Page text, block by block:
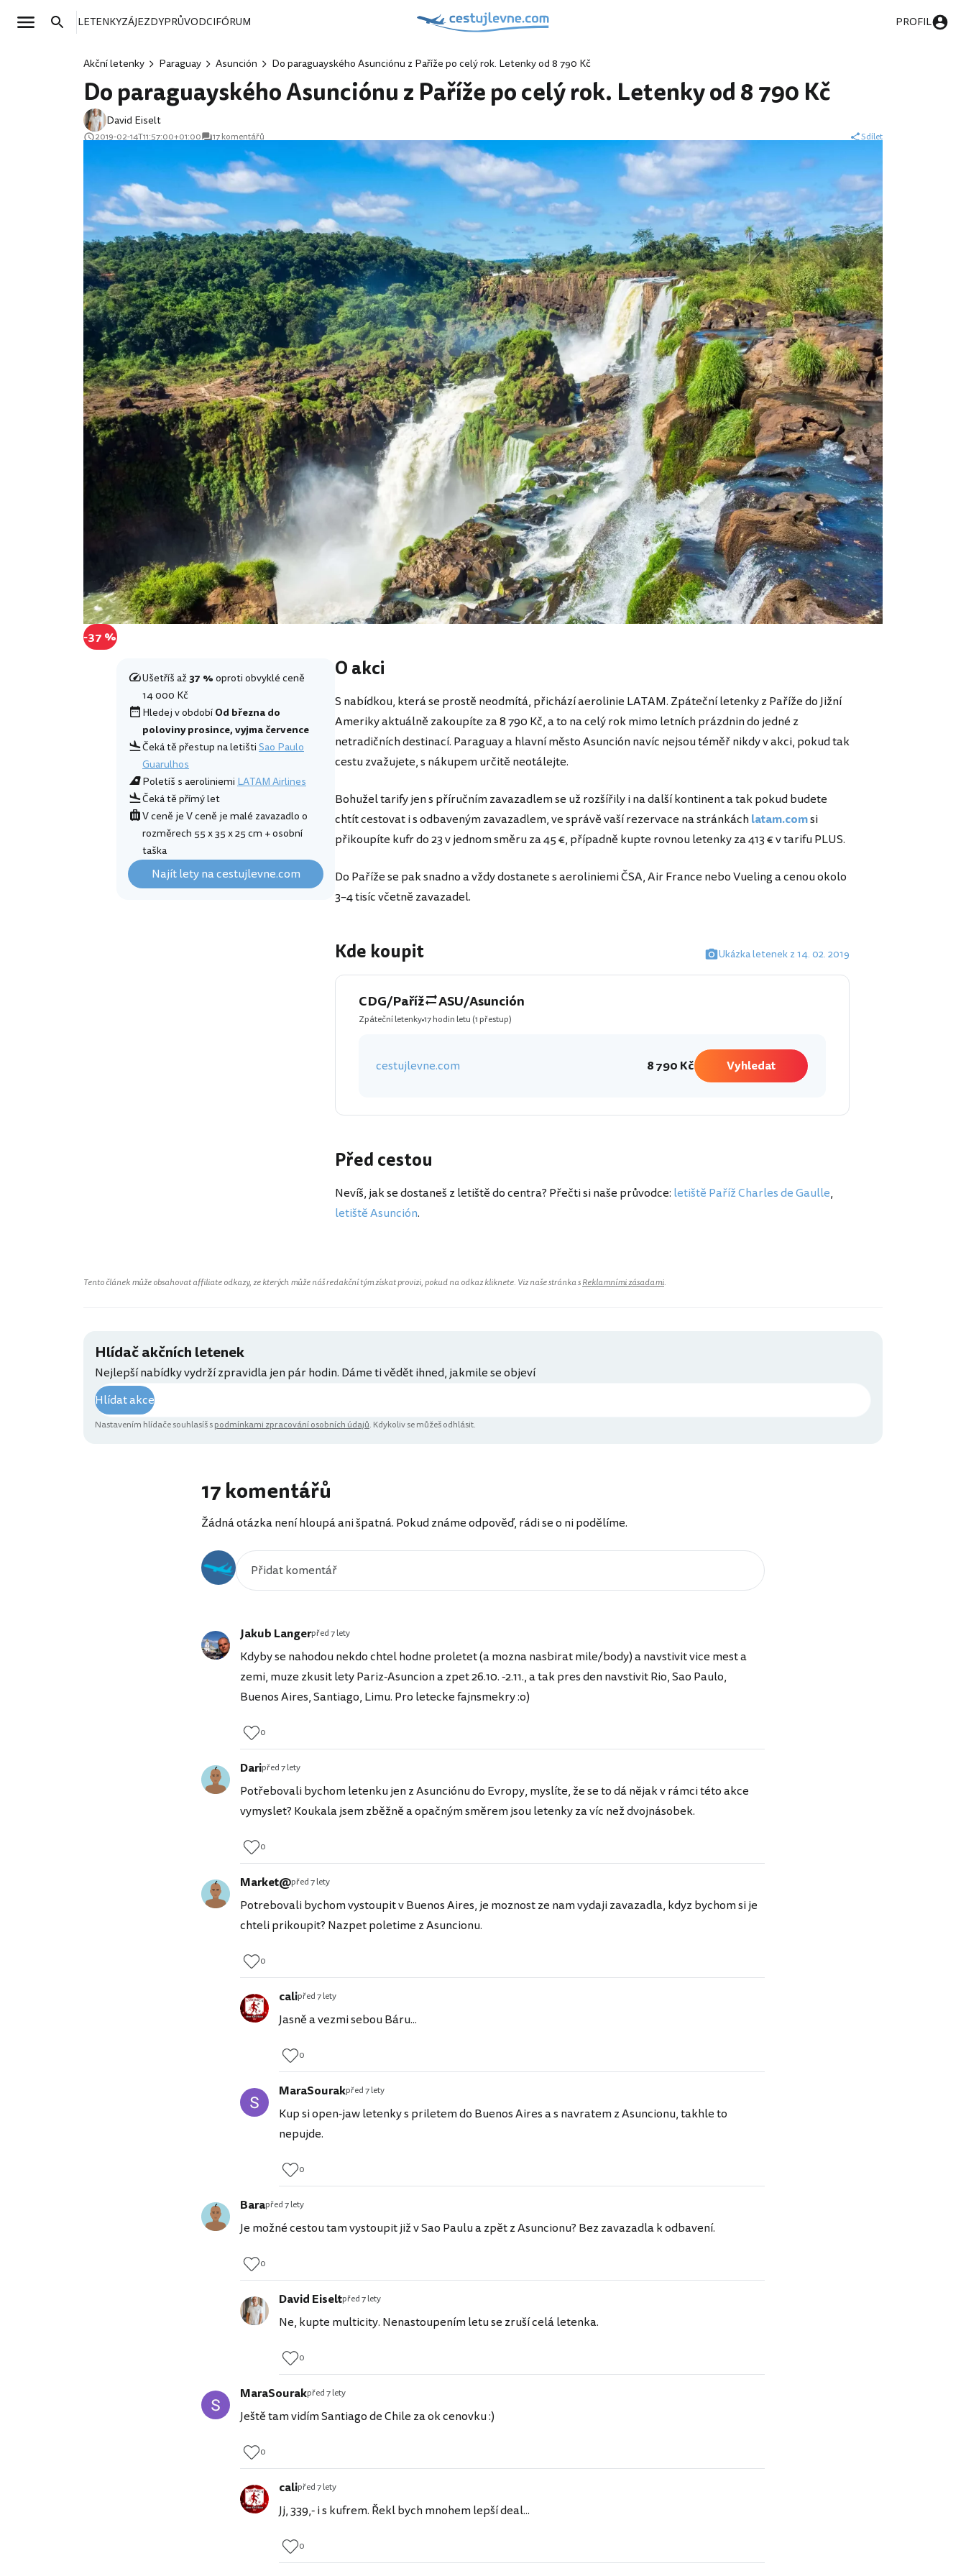
LETENKYZÁJEZDYPRŮVODCIFÓRUM PROFIL
Akční letenky Paraguay Asunción Do paraguayského Asunciónu z Paříže po celý rok. Letenky od 8 790 Kč
Do paraguayského Asunciónu z Paříže po celý rok. Letenky od 8 790 Kč
David Eiselt
2019-02-14T11:57:00+01:00 17 komentářů Sdílet
-37 %
Ušetříš až37 %oproti obvyklé ceně
14 000 Kč
Hledej v obdobíOd března do
poloviny prosince, vyjma července
Čeká tě přestup na letištiSao Paulo
Guarulhos
Poletíš s aeroliniemiLATAM Airlines
Čeká tě přímý let
V ceně je V ceně je malé zavazadlo o
rozměrech 55 x 35 x 25 cm + osobní
taška
Najít lety na cestujlevne.com
O akci
S nabídkou, která se prostě neodmítá, přichází aerolinie LATAM. Zpáteční letenky z Paříže do Jižní
Ameriky aktuálně zakoupíte za 8 790 Kč, a to na celý rok mimo letních prázdnin do jedné z
netradičních destinací. Paraguay a hlavní město Asunción navíc nejsou téměř nikdy v akci, pokud tak
cestu zvažujete, s nákupem určitě neotálejte.
Bohužel tarify jen s příručním zavazadlem se už rozšířily i na další kontinent a tak pokud budete
chtít cestovat i s odbaveným zavazadlem, ve správě vaší rezervace na stránkáchlatam.comsi
přikoupíte kufr do 23 v jednom směru za 45 €, případně kupte rovnou letenky za 413 € v tarifu PLUS.
Do Paříže se pak snadno a vždy dostanete s aeroliniemi ČSA, Air France nebo Vueling a cenou okolo
3–4 tisíc včetně zavazadel.
Kde koupit Ukázka letenek z 14. 02. 2019
CDG/Paříž ASU/Asunción
Zpáteční letenky17 hodin letu (1 přestup)
cestujlevne.com 8 790 Kč Vyhledat
Před cestou
Nevíš, jak se dostaneš z letiště do centra? Přečti si naše průvodce: letiště Paříž Charles de Gaulle,
letiště Asunción.
Tento článek může obsahovat affiliate odkazy, ze kterých může náš redakční tým získat provizi, pokud na odkaz kliknete. Viz naše stránka sReklamními zásadami.
Hlídač akčních letenek
Nejlepší nabídky vydrží zpravidla jen pár hodin. Dáme ti vědět ihned, jakmile se objeví
Hlídat akce
Nastavením hlídače souhlasíš spodmínkami zpracování osobních údajů. Kdykoliv se můžeš odhlásit.
17 komentářů
Žádná otázka není hloupá ani špatná. Pokud známe odpověď, rádi se o ni podělíme.
Jakub Langerpřed 7 lety
Kdyby se nahodou nekdo chtel hodne proletet (a mozna nasbirat mile/body) a navstivit vice mest a
zemi, muze zkusit lety Pariz-Asuncion a zpet 26.10. -2.11., a tak pres den navstivit Rio, Sao Paulo,
Buenos Aires, Santiago, Limu. Pro letecke fajnsmekry :o)
0
Daripřed 7 lety
Potřebovali bychom letenku jen z Asunciónu do Evropy, myslíte, že se to dá nějak v rámci této akce
vymyslet? Koukala jsem zběžně a opačným směrem jsou letenky za víc než dvojnásobek.
0
Market@před 7 lety
Potrebovali bychom vystoupit v Buenos Aires, je moznost ze nam vydaji zavazadla, kdyz bychom si je
chteli prikoupit? Nazpet poletime z Asuncionu.
0
calipřed 7 lety
Jasně a vezmi sebou Báru...
0
MaraSourakpřed 7 lety
Kup si open-jaw letenky s priletem do Buenos Aires a s navratem z Asuncionu, takhle to
nepujde.
0
Barapřed 7 lety
Je možné cestou tam vystoupit již v Sao Paulu a zpět z Asuncionu? Bez zavazadla k odbavení.
0
David Eiseltpřed 7 lety
Ne, kupte multicity. Nenastoupením letu se zruší celá letenka.
0
MaraSourakpřed 7 lety
Ještě tam vidím Santiago de Chile za ok cenovku :)
0
calipřed 7 lety
Jj, 339,- i s kufrem. Řekl bych mnohem lepší deal...
0